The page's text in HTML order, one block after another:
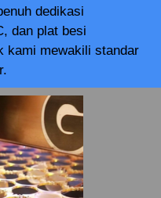
dedikasi
dan plat besi
kami mewakili standar